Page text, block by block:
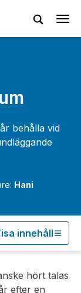
behålla vid
Hani
innehåll
hört talas
efter en